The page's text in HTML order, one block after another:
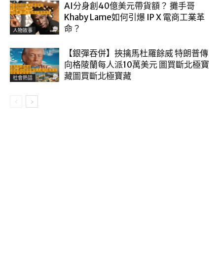
人物故事
AI分身創40億美元帶貨額？ 攤手哥
Khaby Lame如何引爆 IP X 電商工業革
命？
社會熱話
【銀彈吞併】挾擒馬杜羅餘威 特朗普傳
向格陵蘭每人派10萬美元 圖買斷北極寶
藏圖買斷北極寶藏